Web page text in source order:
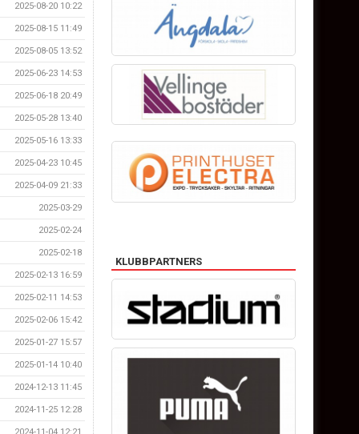
2025-08-20 10:22
2025-08-15 11:49
2025-08-05 13:52
2025-06-23 14:53
2025-06-18 20:49
2025-05-28 13:40
2025-05-16 13:33
2025-04-23 10:45
2025-04-09 21:33
2025-03-29
2025-02-24
2025-02-18
2025-02-13 16:59
2025-02-11 14:53
2025-02-06 15:42
2025-01-27 15:57
2025-01-14 10:40
2024-12-13 11:45
2024-11-25 12:28
KLUBBPARTNERS